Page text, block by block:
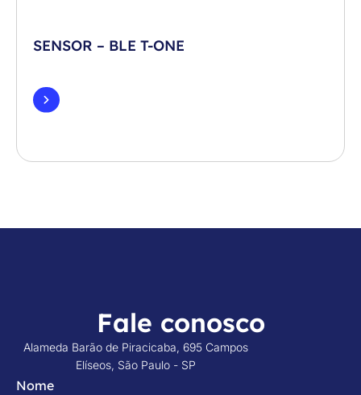
SENSOR – BLE T-ONE
Fale conosco
Alameda Barão de Piracicaba, 695 Campos
Elíseos, São Paulo - SP
Nome